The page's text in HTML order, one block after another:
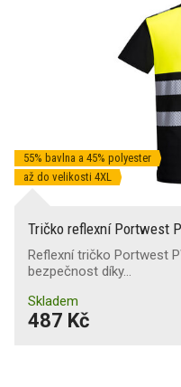
55% bavlna a 45% polyester
až do velikosti 4XL
Tričko reflexní Portwest
Reflexní tričko Portwest
bezpečnost díky…
Skladem
487 Kč